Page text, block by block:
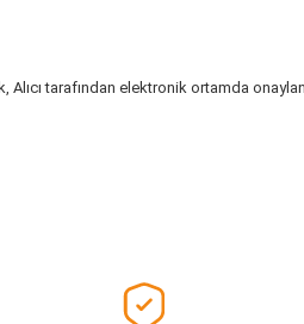
tarafından elektronik ortamda